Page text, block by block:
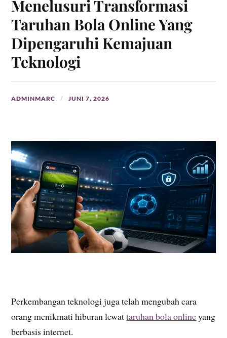
Menelusuri Transformasi
Taruhan Bola Online Yang
Dipengaruhi Kemajuan
Teknologi
ADMINMARC JUNI 7, 2026
Perkembangan teknologi juga telah mengubah cara
orang menikmati hiburan lewattaruhan bola onlineyang
berbasis internet.